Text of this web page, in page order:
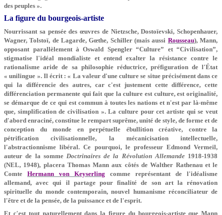
des peuples ».
La figure du bourgeois-artiste
Nourrissant sa pensée des œuvres de Nietzsche, Dostoïevski, Schopenhauer,
Wagner, Tolstoï, de Lagarde, Gœthe, Schiller (mais aussi Rousseau), Mann,
opposant parallèlement à Oswald Spengler “Culture” et “Civilisation”,
stigmatise l'idéal mondialiste et entend exalter la résistance contre le
rationalisme aride de sa philosophie réductrice, préfiguration de l'État
« unilingue ». Il écrit : « La valeur d'une culture se situe précisément dans ce
qui la différencie des autres, car c'est justement cette différence, cette
différenciation permanente qui fait que la culture est culture, est originalité,
se démarque de ce qui est commun à toutes les nations et n'est par là-même
que, simplification de civilisation ». La culture pour cet artiste qui se veut
d'abord enraciné, constitue le rempart suprême, unité de style, de forme et de
conception du monde en perpétuelle ébullition créative, contre la
pétrification civilisationnelle, la mécanicisation intellectuelle,
l'abstractionnisme libéral. Ce pourquoi, le professeur Edmond Vermeil,
auteur de la somme Doctrinaires de la Révolution Allemande1918-1938
(NEL, 1948), placera Thomas Mann aux côtés de Walther Rathenau et le
ComteHermann von Keyserling comme représentant de l'idéalisme
allemand, avec qui il partage pour finalité de son art la rénovation
spirituelle du monde contemporain, nouvel humanisme réconciliateur de
l'être et de la pensée, de la puissance et de l'esprit.
Et c'est tout naturellement dans la figure du bourgeois-artiste que Mann